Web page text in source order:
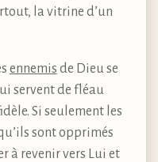
la vitrine d’un
ennemis de Dieu se
servent de fléau
Si seulement les
sont opprimés
à revenir vers Lui et